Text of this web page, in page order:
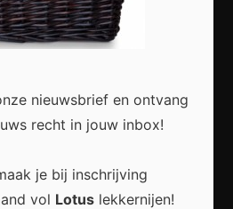
voor Kleine Bedrijven:
en Groei met Moderne
nieuwsbrief en ontvang
recht in jouw inbox!
je bij inschrijving
vol Lotus lekkernijen!